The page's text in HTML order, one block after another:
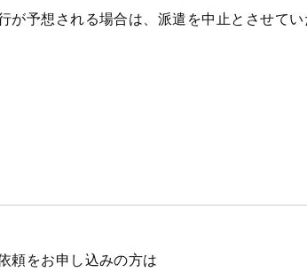
が予想される場合は、派遣を中止とさせて
頼をお申し込みの方は